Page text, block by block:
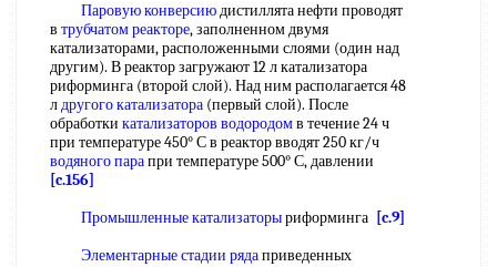
Паровую конверсиюдистиллята нефти проводят
в трубчатом реакторе, заполненном двумя
катализаторами, расположенными слоями (один над
другим). В реактор загружают 12 л катализатора
риформинга (второй слой). Над ним располагается 48
лдругого катализатора (первый слой). После
обработки катализаторов водородомв течение 24 ч
при температуре 450° С в реактор вводят 250 кг/ч
водяного парапри температуре 500° С, давлении
[c.156]
Промышленные катализаторыриформинга [c.9]
Элементарные стадии рядаприведенных